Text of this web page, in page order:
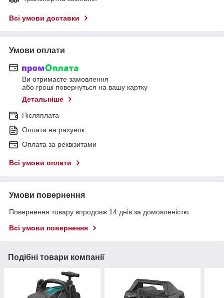
Всі умови доставки
Умови оплати
Ви отримаєте замовлення
або гроші повернуться на вашу картку
Детальніше
Післяплата
Оплата на рахунок
Оплата за реквізитами
Всі умови оплати
Умови повернення
Повернення товару впродовж 14 днів за домовленістю
Всі умови повернення
Подібні товари компанії